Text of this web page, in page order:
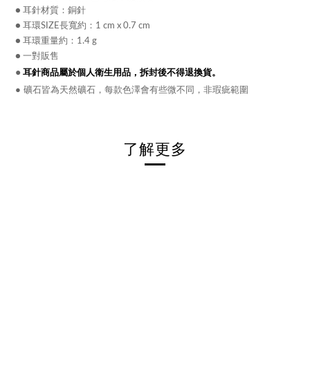
● 耳針材質：銅針
● 耳環SIZE長寬約：1 cm x 0.7 cm
● 耳環重量約：1.4 g
● 一對販售
● 耳針商品屬於個人衛生用品，拆封後不得退換貨。
● 礦石皆為天然礦石，每款色澤會有些微不同，非瑕疵範圍
了解更多